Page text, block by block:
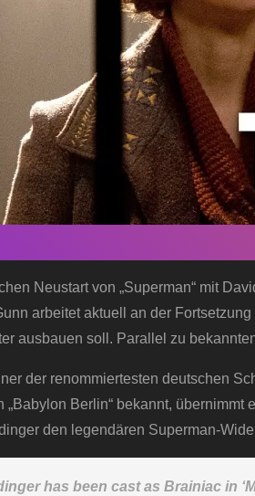
Neustart von „Superman“ mit
arbeitet aktuell an der Fortsetzung
ausbauen soll. Parallel zu
der renommiertesten deutschen
„Babylon Berlin“ bekannt,
den legendären Superman-
has been cast as Brainiac in